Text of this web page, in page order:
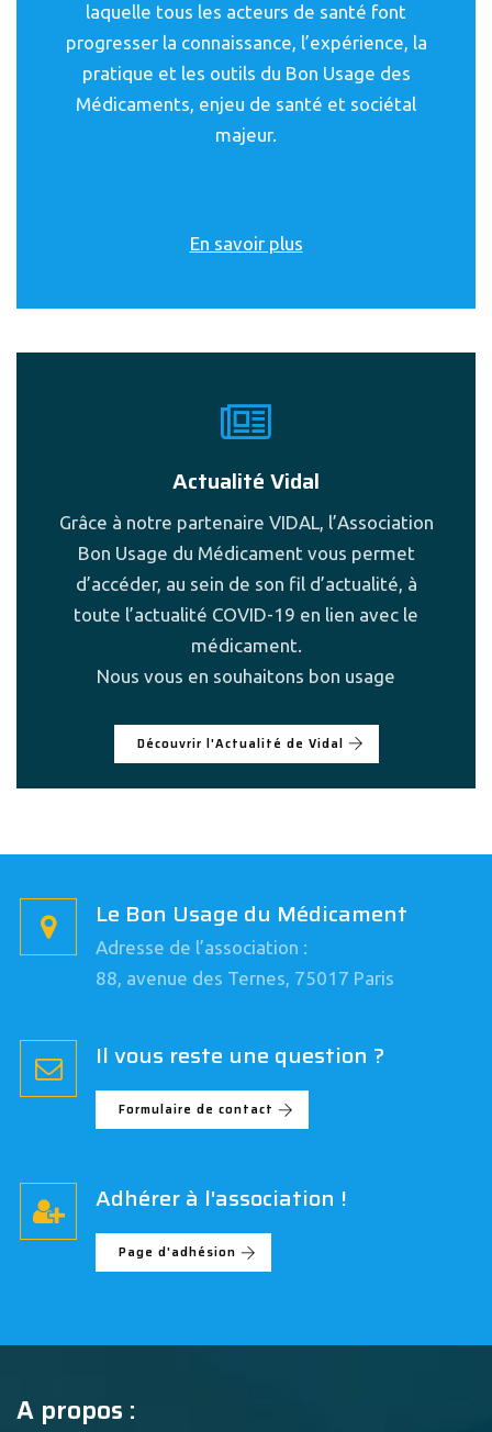
laquelle tous les acteurs de santé font
progresser la connaissance, l’expérience, la
pratique et les outils du Bon Usage des
Médicaments, enjeu de santé et sociétal
majeur.
En savoir plus
Actualité Vidal
Grâce à notre partenaire VIDAL, l’Association
Bon Usage du Médicament vous permet
d’accéder, au sein de son fil d’actualité, à
toute l’actualité COVID-19 en lien avec le
médicament.
Nous vous en souhaitons bon usage
Découvrir l'Actualité de Vidal
Le Bon Usage du Médicament
Adresse de l’association :
88, avenue des Ternes, 75017 Paris
Il vous reste une question ?
Formulaire de contact
Adhérer à l'association !
Page d'adhésion
A propos :